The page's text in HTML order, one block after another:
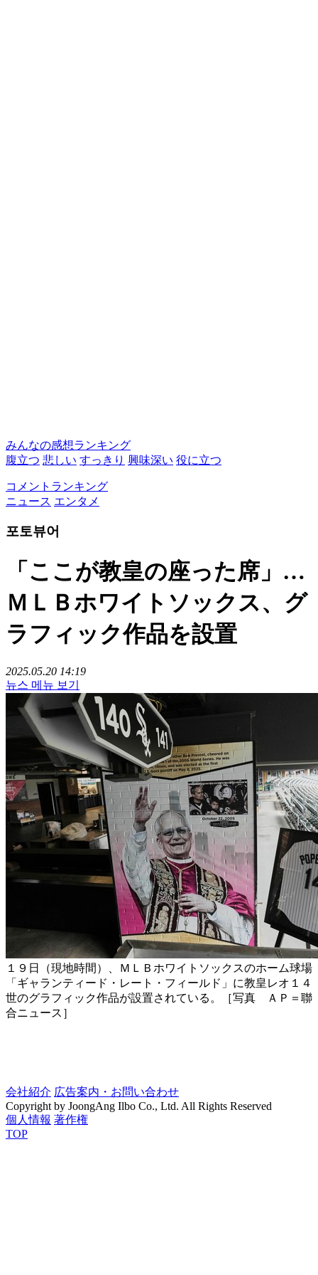
みんなの感想ランキング
腹立つ 悲しい すっきり 興味深い 役に立つ
コメントランキング
ニュース エンタメ
포토뷰어
「ここが教皇の座った席」…
ＭＬＢホワイトソックス、グ
ラフィック作品を設置
2025.05.20 14:19
뉴스 메뉴 보기
１９日（現地時間）、ＭＬＢホワイトソックスのホーム球場
「ギャランティード・レート・フィールド」に教皇レオ１４
世のグラフィック作品が設置されている。［写真 ＡＰ＝聯
合ニュース］
会社紹介 広告案内・お問い合わせ
Copyright by JoongAng Ilbo Co., Ltd. All Rights Reserved
個人情報 著作権
TOP